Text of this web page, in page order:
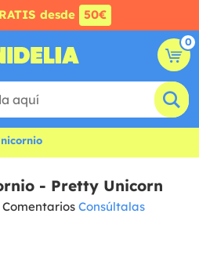
desde 50€
0
- Pretty Unicorn
Comentarios Consúltalas